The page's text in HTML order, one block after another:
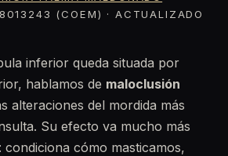
(COEM) · ACTUALIZADO
inferior queda situada por
hablamos de maloclusión
alteraciones del mordida más
Su efecto va mucho más
condiciona cómo masticamos,